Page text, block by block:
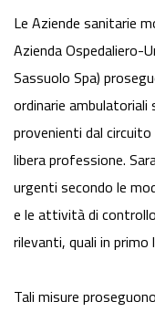
Le Aziende sanitarie
Azienda Ospedaliero-
Sassuolo Spa)
ordinarie ambulatoriali
provenienti dal
libera professione.
urgenti secondo le
e le attività di
rilevanti, quali in
Tali misure